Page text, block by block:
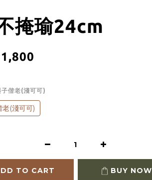
掩瑜24cm
子偕老(淺可可)
老(淺可可)
TO CART BUY NOW